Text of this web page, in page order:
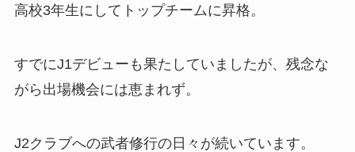
高校3年生にしてトップチームに昇格。
すでにJ1デビューも果たしていましたが、残念な
がら出場機会には恵まれず。
J2クラブへの武者修行の日々が続いています。